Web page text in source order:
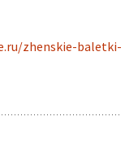
zhenskie-baletki-